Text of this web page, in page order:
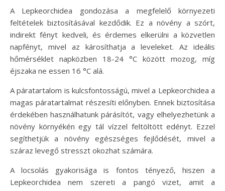
A Lepkeorchidea gondozása a megfelelő környezeti
feltételek biztosításával kezdődik. Ez a növény a szórt,
indirekt fényt kedveli, és érdemes elkerülni a közvetlen
napfényt, mivel az károsíthatja a leveleket. Az ideális
hőmérséklet napközben 18-24 °C között mozog, míg
éjszaka ne essen 16 °C alá.
A páratartalom is kulcsfontosságú, mivel a Lepkeorchidea a
magas páratartalmat részesíti előnyben. Ennek biztosítása
érdekében használhatunk párásítót, vagy elhelyezhetünk a
növény környékén egy tál vízzel feltöltött edényt. Ezzel
segíthetjük a növény egészséges fejlődését, mivel a
száraz levegő stresszt okozhat számára.
A locsolás gyakorisága is fontos tényező, hiszen a
Lepkeorchidea nem szereti a pangó vizet, amit a